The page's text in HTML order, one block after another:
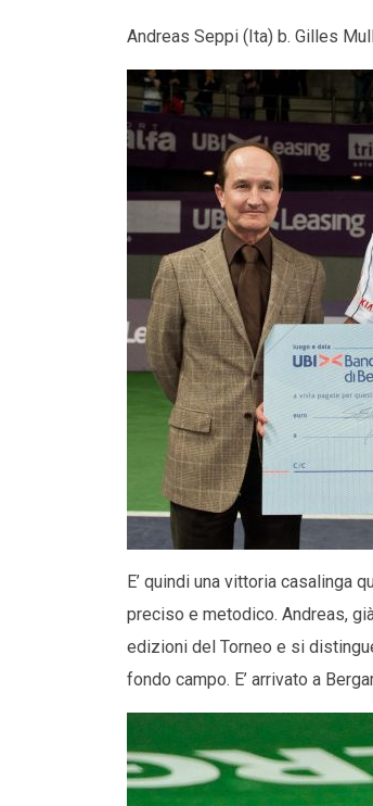
Andreas Seppi (Ita) b. Gilles
E’ quindi una vittoria casalinga
preciso e metodico. Andreas,
edizioni del Torneo e si
fondo campo. E’ arrivato a